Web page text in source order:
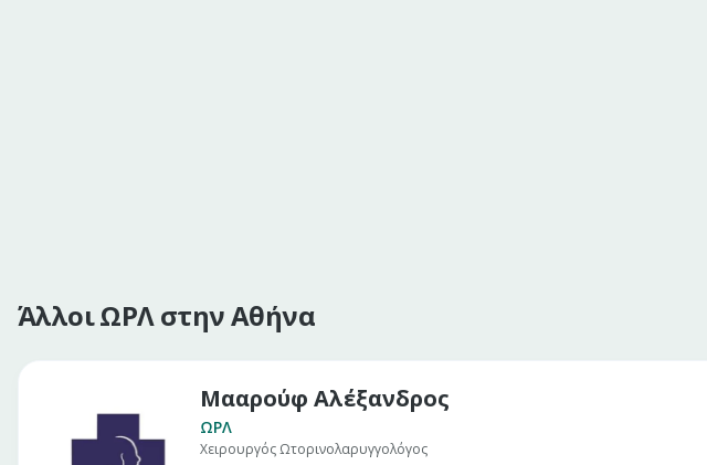
Άλλοι ΩΡΛ στην Αθήνα
Μααρούφ Αλέξανδρος
ΩΡΛ
Χειρουργός Ωτορινολαρυγγολόγος